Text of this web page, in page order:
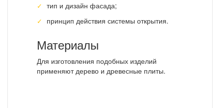
тип и дизайн фасада;
принцип действия системы открытия.
Материалы
Для изготовления подобных изделий
применяют дерево и древесные плиты.